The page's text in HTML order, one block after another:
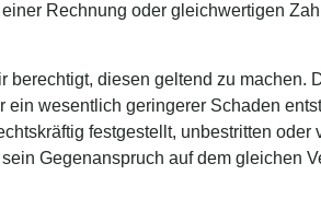
Rechnung oder gleichwertigen
diesen geltend zu machen.
wesentlich geringerer Schaden
festgestellt, unbestritten oder
Gegenanspruch auf dem gleichen